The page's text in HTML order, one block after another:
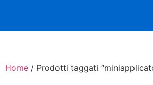
Home / Prodotti taggati